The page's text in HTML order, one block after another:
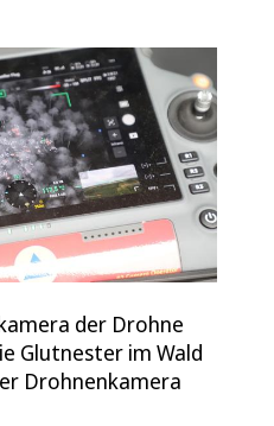
der Drohne
Glutnester im Wald
Drohnenkamera